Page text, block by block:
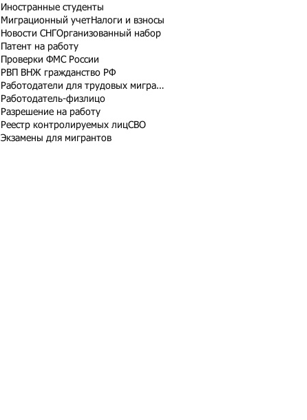
Иностранные студенты
Миграционный учетНалоги и взносы
Новости СНГ Организованный набор
Патент на работу
Проверки ФМС России
РВП ВНЖ гражданство РФ
Работодатели для трудовых мигрантов
Работодатель-физлицо
Разрешение на работу
Реестр контролируемых лицСВО
Экзамены для мигрантов